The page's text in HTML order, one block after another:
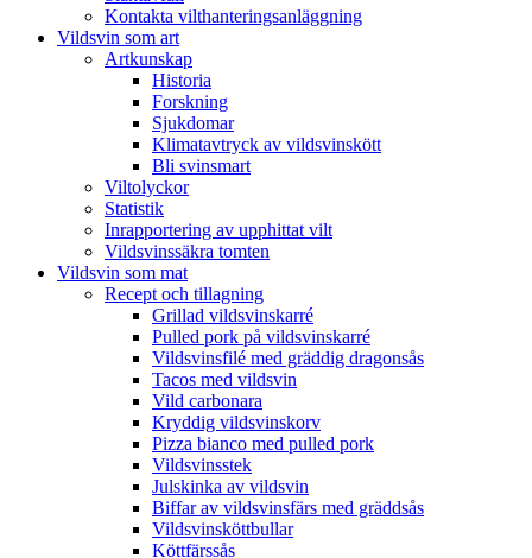
Kontakta vilthanteringsanläggning
Vildsvin som art
Artkunskap
Historia
Forskning
Sjukdomar
Klimatavtryck av vildsvinskött
Bli svinsmart
Viltolyckor
Statistik
Inrapportering av upphittat vilt
Vildsvinssäkra tomten
Vildsvin som mat
Recept och tillagning
Grillad vildsvinskarré
Pulled pork på vildsvinskarré
Vildsvinsfilé med gräddig dragonsås
Tacos med vildsvin
Vild carbonara
Kryddig vildsvinskorv
Pizza bianco med pulled pork
Vildsvinsstek
Julskinka av vildsvin
Biffar av vildsvinsfärs med gräddsås
Vildsvinsköttbullar
Köttfärssås